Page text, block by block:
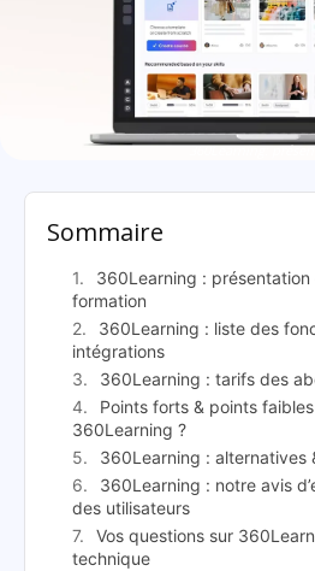
360Learning:
Sommaire
360Learning :
formation
360Learning : liste des
intégrations
360Learning : tarifs des
Points forts & points
360Learning ?
360Learning : alternatives
360Learning : notre avis
des utilisateurs
Vos questions sur
technique